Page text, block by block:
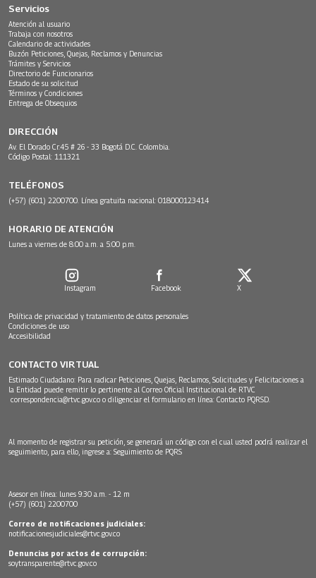
Servicios
Atención al usuario
Trabaja con nosotros
Calendario de actividades
Buzón Peticiones, Quejas, Reclamos y Denuncias
Trámites y Servicios
Directorio de Funcionarios
Estado de su solicitud
Términos y Condiciones
Entrega de Obsequios
DIRECCIÓN
Av. El Dorado Cr.45 # 26 - 33 Bogotá D.C. Colombia.
Código Postal: 111321
TELÉFONOS
(+57) (601) 2200700. Línea gratuita nacional: 018000123414
HORARIO DE ATENCIÓN
Lunes a viernes de 8:00 a.m. a 5:00 p.m.
Instagram Facebook X
Política de privacidad y tratamiento de datos personales
Condiciones de uso
Accesibilidad
CONTACTO VIRTUAL
Estimado Ciudadano: Para radicar Peticiones, Quejas, Reclamos, Solicitudes y Felicitaciones a
la Entidad puede remitir lo pertinente al Correo Oficial Institucional de RTVC
correspondencia@rtvc.gov.co o diligenciar el formulario en línea: Contacto PQRSD.
Al momento de registrar su petición, se generará un código con el cual usted podrá realizar el
seguimiento, para ello, ingrese a: Seguimiento de PQRS
Asesor en línea: lunes 9:30 a.m. - 12 m
(+57) (601) 2200700
Correo de notificaciones judiciales:
notificacionesjudiciales@rtvc.gov.co
Denuncias por actos de corrupción:
soytransparente@rtvc.gov.co